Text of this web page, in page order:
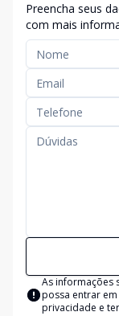
Preencha seus
com mais
As informações
possa entrar
privacidade e